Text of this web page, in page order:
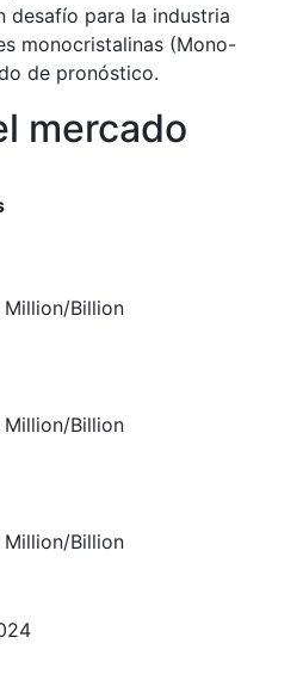
desafío para la industria
monocristalinas (Mono-
de pronóstico.
mercado
Million/Billion
Million/Billion
Million/Billion